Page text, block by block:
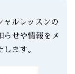
ルレッスンの
らせや情報をメ
ます。